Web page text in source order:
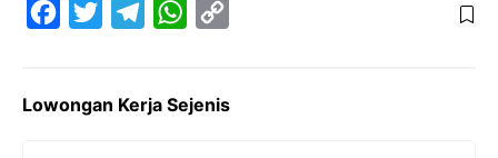
e
t
e
W
t
y
Lowongan Kerja Sejenis